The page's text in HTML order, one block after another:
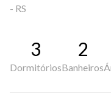
- RS
3
Dormitórios
2
Banheiros